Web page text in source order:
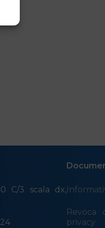
C/3 scala dx,
Revoca
privacy